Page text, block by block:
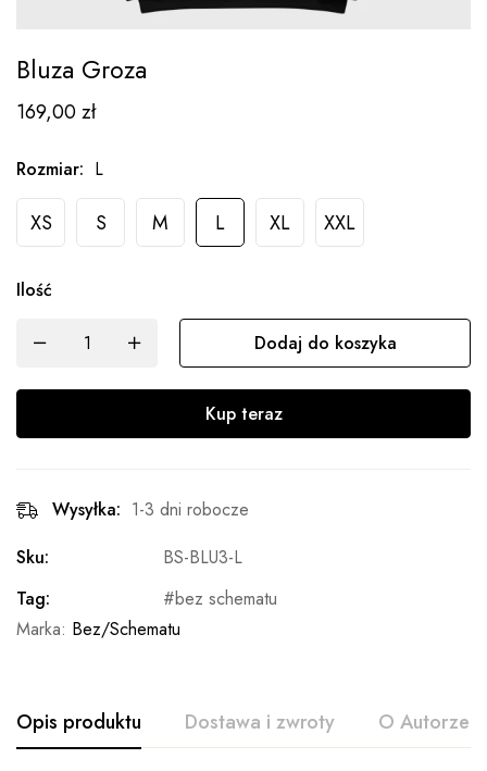
Bluza Groza
169,00zł
Rozmiar: L
XS S M L XL XXL
Ilość
Dodaj do koszyka
Kup teraz
Wysyłka: 1-3 dni robocze
Sku:
BS-BLU3-L
Tag:
bez schematu
Marka: Bez/Schematu
Opis produktu Dostawa i zwroty O Autorze